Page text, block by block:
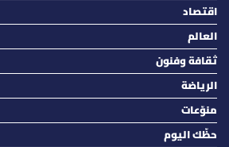
اقتصاد
العالم
ثقافة وفنون
الرياضة
منوّعات
حظّك اليوم